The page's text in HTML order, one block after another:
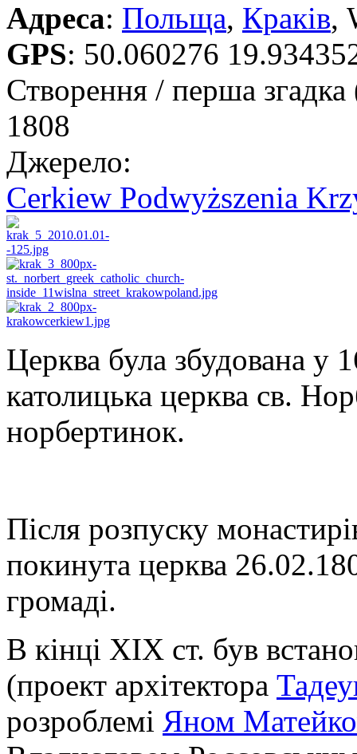
Адреса: Польща, Краків,
GPS: 50.060276
Створення / перша
1808
Джерело:
Cerkiew Podwyższenia
Церква була збудована у
католицька церква св.
норбертинок.
Після розпуску
покинута церква
громаді.
В кінці ХІХ ст. був
(проект архітектора
розроблемі Яном